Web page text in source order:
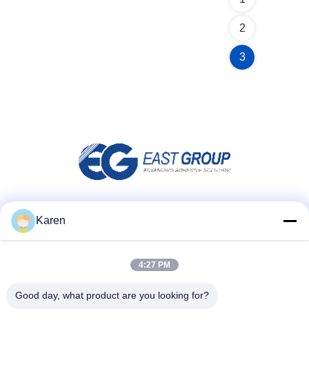
2
3
Karen
4:27 PM
Good day, what product are you looking for?